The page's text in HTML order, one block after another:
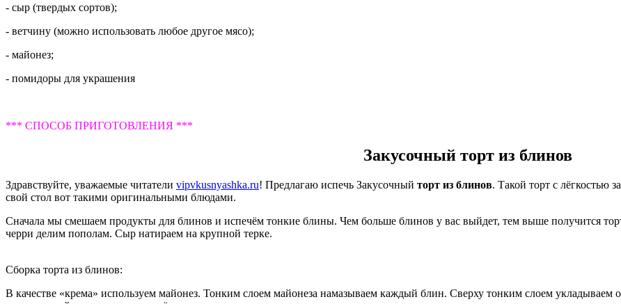
- сыр (твердых сортов);
- ветчину (можно использовать любое другое мясо);
- майонез;
- помидоры для украшения
*** СПОСОБ ПРИГОТОВЛЕНИЯ ***
Закусочный торт из блинов
Здравствуйте, уважаемые читатели vipvkusnyashka.ru! Предлагаю испечь Закусочный торт из блинов. Такой торт с лёгкостью
свой стол вот такими оригинальными блюдами.
Сначала мы смешаем продукты для блинов и испечём тонкие блины. Чем больше блинов у вас выйдет, тем выше получится
черри делим пополам. Сыр натираем на крупной терке.
Сборка торта из блинов:
В качестве «крема» используем майонез. Тонким слоем майонеза намазываем каждый блин. Сверху тонким слоем